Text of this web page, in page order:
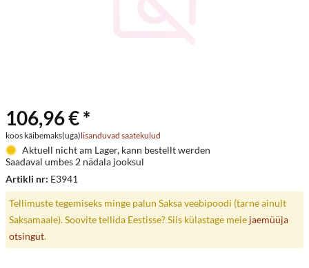
106,96 € *
koos käibemaks(uga)lisanduvad saatekulud
Aktuell nicht am Lager, kann bestellt werden
Saadaval umbes 2 nädala jooksul
Artikli nr: E3941
Tellimuste tegemiseks minge palun Saksa veebipoodi (tarne ainult
Saksamaale). Soovite tellida Eestisse? Siis külastage meie jaemüüja
otsingut.